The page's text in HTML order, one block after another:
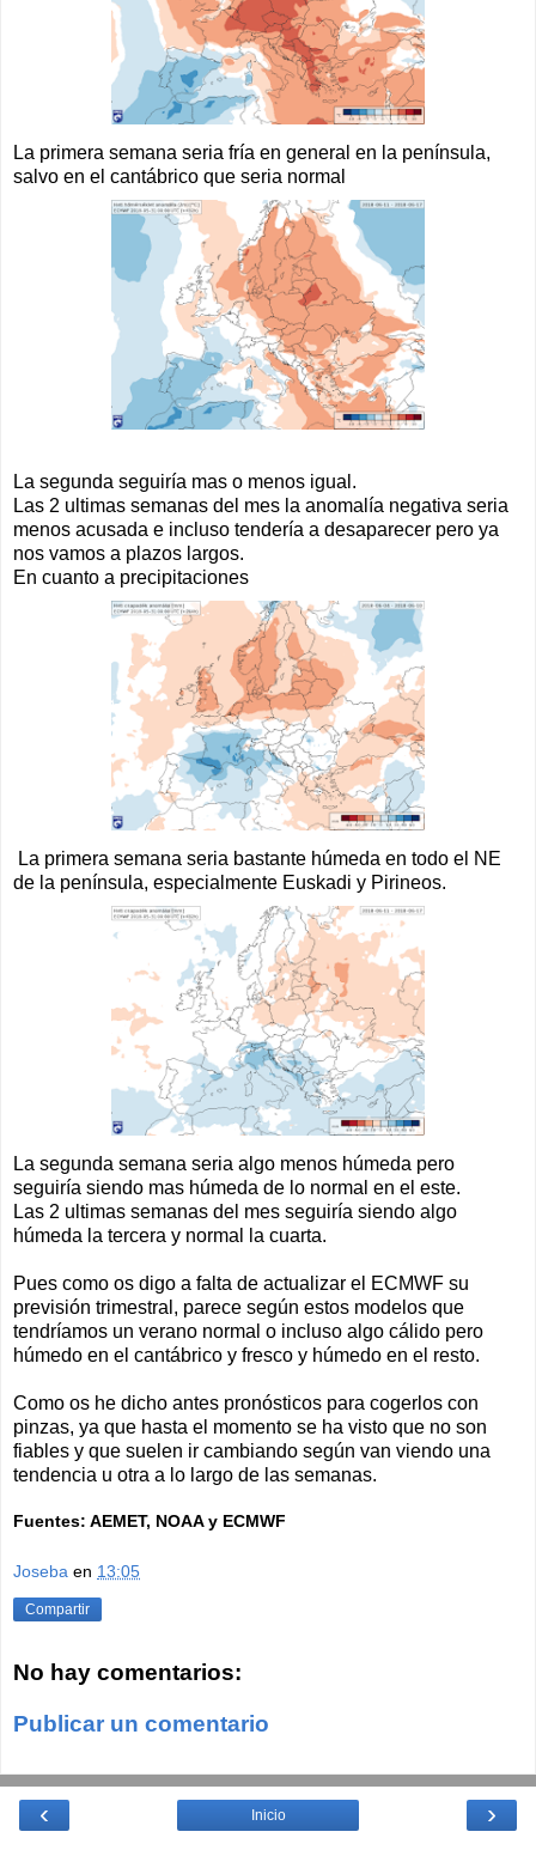
La primera semana seria fría en general en la península,
salvo en el cantábrico que seria normal
La segunda seguiría mas o menos igual.
Las 2 ultimas semanas del mes la anomalía negativa seria
menos acusada e incluso tendería a desaparecer pero ya
nos vamos a plazos largos.
En cuanto a precipitaciones
La primera semana seria bastante húmeda en todo el NE
de la península, especialmente Euskadi y Pirineos.
La segunda semana seria algo menos húmeda pero
seguiría siendo mas húmeda de lo normal en el este.
Las 2 ultimas semanas del mes seguiría siendo algo
húmeda la tercera y normal la cuarta.
Pues como os digo a falta de actualizar el ECMWF su
previsión trimestral, parece según estos modelos que
tendríamos un verano normal o incluso algo cálido pero
húmedo en el cantábrico y fresco y húmedo en el resto.
Como os he dicho antes pronósticos para cogerlos con
pinzas, ya que hasta el momento se ha visto que no son
fiables y que suelen ir cambiando según van viendo una
tendencia u otra a lo largo de las semanas.
Fuentes: AEMET, NOAA y ECMWF
Joseba en 13:05
Compartir
No hay comentarios:
Publicar un comentario
‹ ›
Inicio